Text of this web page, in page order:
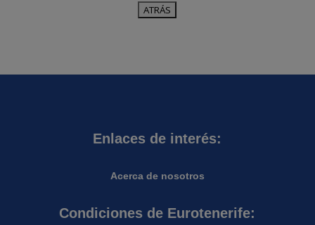
Enlaces de interés:
Acerca de nosotros
Condiciones de Eurotenerife: